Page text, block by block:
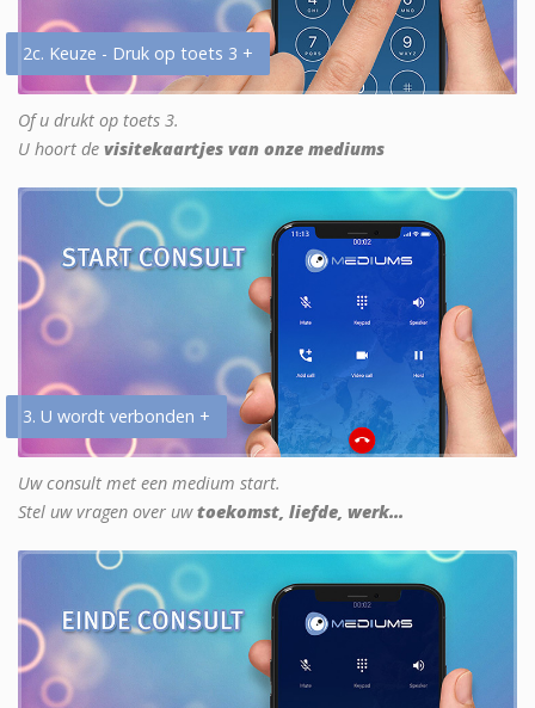
2c. Keuze - Druk op toets 3 +
Of u drukt op toets 3.
U hoort de visitekaartjes van onze mediums
3. U wordt verbonden +
Uw consult met een medium start.
Stel uw vragen over uwtoekomst, liefde, werk...